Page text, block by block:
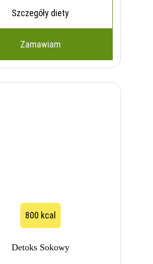
Szczegóły diety
Zamawiam
800 kcal
Detoks Sokowy